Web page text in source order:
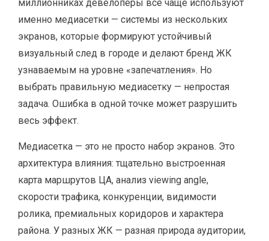
миллионниках девелоперы всё чаще используют
именно медиасетки — системы из нескольких
экранов, которые формируют устойчивый
визуальный след в городе и делают бренд ЖК
узнаваемым на уровне «запечатления». Но
выбрать правильную медиасетку — непростая
задача. Ошибка в одной точке может разрушить
весь эффект.
Медиасетка — это не просто набор экранов. Это
архитектура влияния: тщательно выстроенная
карта маршрутов ЦА, анализ viewing angle,
скорости трафика, конкуренции, видимости
ролика, премиальных коридоров и характера
района. У разных ЖК — разная природа аудитории,